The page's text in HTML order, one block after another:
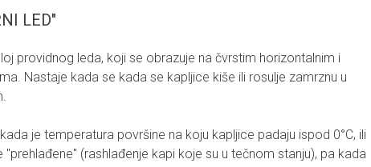
LED"
providnog leda, koji se obrazuje na čvrstim horizontalnim i
Nastaje kada se kada se kapljice kiše ili rosulje zamrznu u
je temperatura površine na koju kapljice padaju ispod 0°C, ili
"prehlađene" (rashlađenje kapi koje su u tečnom stanju), pa kada